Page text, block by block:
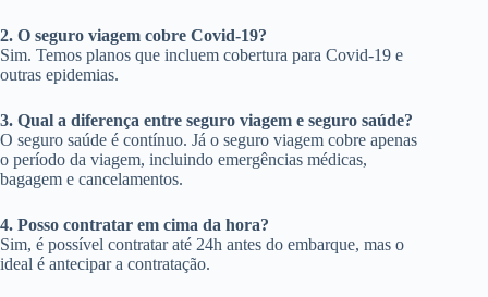
2. O seguro viagem cobre Covid-19?
Sim. Temos planos que incluem cobertura para Covid-19 e
outras epidemias.
3. Qual a diferença entre seguro viagem e seguro saúde?
O seguro saúde é contínuo. Já o seguro viagem cobre apenas
o período da viagem, incluindo emergências médicas,
bagagem e cancelamentos.
4. Posso contratar em cima da hora?
Sim, é possível contratar até 24h antes do embarque, mas o
ideal é antecipar a contratação.